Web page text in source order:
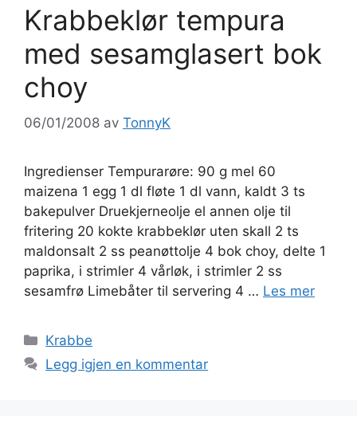
Krabbeklør tempura
med sesamglasert bok
choy
06/01/2008 av TonnyK
Ingredienser Tempurarøre: 90 g mel 60
maizena 1 egg 1 dl fløte 1 dl vann, kaldt 3 ts
bakepulver Druekjerneolje el annen olje til
fritering 20 kokte krabbeklør uten skall 2 ts
maldonsalt 2 ss peanøttolje 4 bok choy, delte 1
paprika, i strimler 4 vårløk, i strimler 2 ss
sesamfrø Limebåter til servering 4 … Les mer
Kategorier
Krabbe
Legg igjen en kommentar